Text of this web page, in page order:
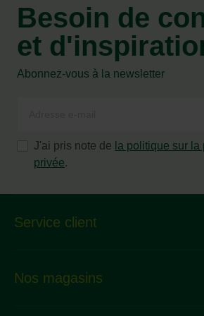
Besoin de
et
Abonnez-vous à la newsletter
J'ai pris note de la politique sur
privée.
Service client
Nos magasins